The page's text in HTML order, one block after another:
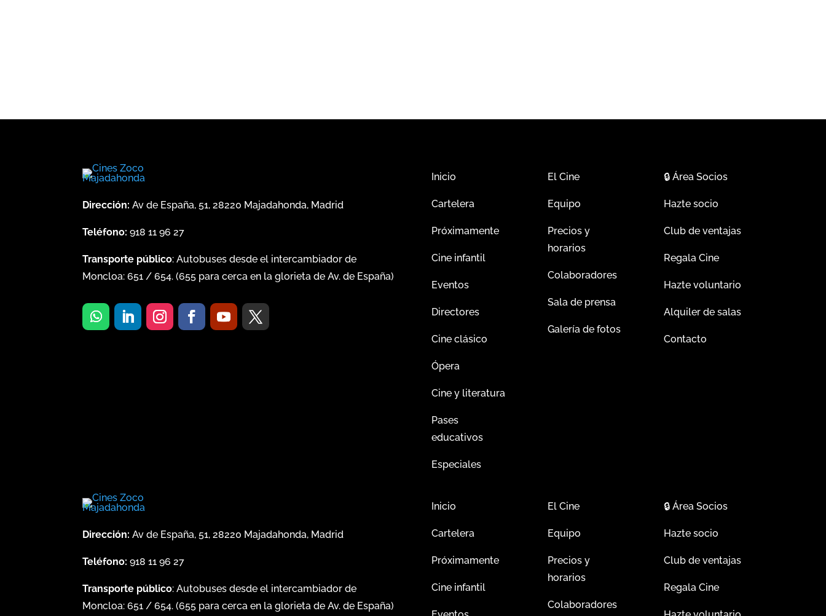
Dirección: Av de España, 51, 28220 Majadahonda, Madrid
Teléfono: 918 11 96 27
Transporte público: Autobuses desde el intercambiador de
Moncloa:651 /654. (655 para cerca en la glorieta de Av. de España)
Inicio
Cartelera
Próximamente
Cine infantil
Eventos
Directores
Cine clásico
Ópera
Cine y literatura
Pases
educativos
Especiales
El Cine
Equipo
Precios y
horarios
Colaboradores
Sala de prensa
Galería de fotos
🔒Área Socios
Hazte socio
Club de ventajas
Regala Cine
Hazte voluntario
Alquiler de salas
Contacto
Dirección: Av de España, 51, 28220 Majadahonda, Madrid
Teléfono: 918 11 96 27
Transporte público: Autobuses desde el intercambiador de
Moncloa:651 /654. (655 para cerca en la glorieta de Av. de España)
Inicio
Cartelera
Próximamente
Cine infantil
El Cine
Equipo
Precios y
horarios
Colaboradores
🔒Área Socios
Hazte socio
Club de ventajas
Regala Cine